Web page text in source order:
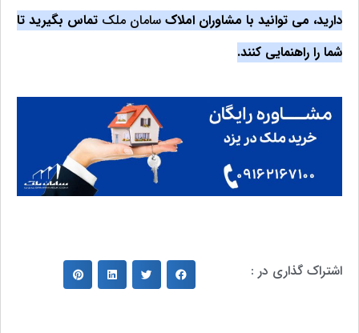
دارید، می توانید با مشاوران املاک سامان ملک تماس بگیرید تا
شما را راهنمایی کنند.
اشتراک گذاری در :